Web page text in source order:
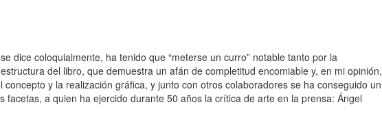
dice coloquialmente, ha tenido que “meterse un curro” notable tanto por la
del libro, que demuestra un afán de completitud encomiable y, en mi opinión,
y la realización gráfica, y junto con otros colaboradores se ha conseguido un
a quien ha ejercido durante 50 años la crítica de arte en la prensa: Ángel